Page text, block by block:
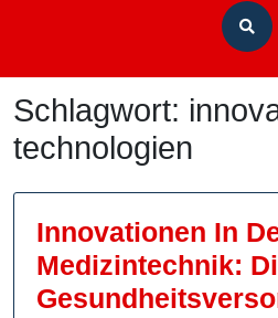
Schlagwort:
technologien
Innovationen In
Medizintechnik: